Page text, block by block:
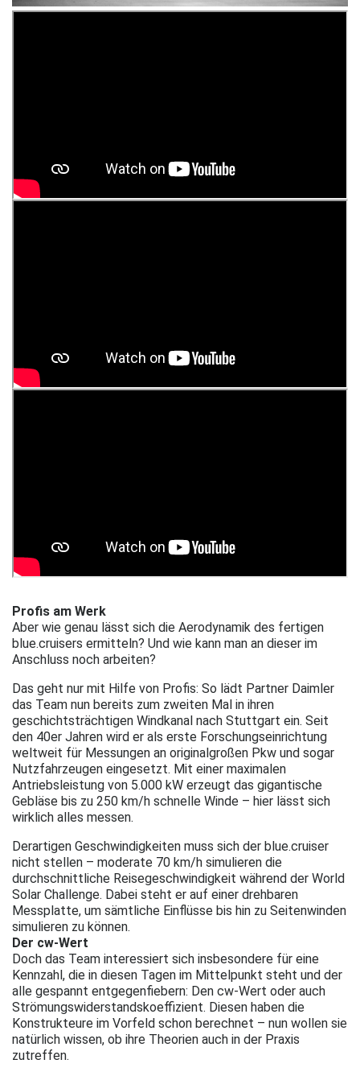
Profis am Werk
Aber wie genau lässt sich die Aerodynamik des fertigen
blue.cruisers ermitteln? Und wie kann man an dieser im
Anschluss noch arbeiten?
Das geht nur mit Hilfe von Profis: So lädt Partner Daimler
das Team nun bereits zum zweiten Mal in ihren
geschichtsträchtigen Windkanal nach Stuttgart ein. Seit
den 40er Jahren wird er als erste Forschungseinrichtung
weltweit für Messungen an originalgroßen Pkw und sogar
Nutzfahrzeugen eingesetzt. Mit einer maximalen
Antriebsleistung von 5.000 kW erzeugt das gigantische
Gebläse bis zu 250 km/h schnelle Winde – hier lässt sich
wirklich alles messen.
Derartigen Geschwindigkeiten muss sich der blue.cruiser
nicht stellen – moderate 70 km/h simulieren die
durchschnittliche Reisegeschwindigkeit während der World
Solar Challenge. Dabei steht er auf einer drehbaren
Messplatte, um sämtliche Einflüsse bis hin zu Seitenwinden
simulieren zu können.
Der cw-Wert
Doch das Team interessiert sich insbesondere für eine
Kennzahl, die in diesen Tagen im Mittelpunkt steht und der
alle gespannt entgegenfiebern: Den cw-Wert oder auch
Strömungswiderstandskoeffizient. Diesen haben die
Konstrukteure im Vorfeld schon berechnet – nun wollen sie
natürlich wissen, ob ihre Theorien auch in der Praxis
zutreffen.